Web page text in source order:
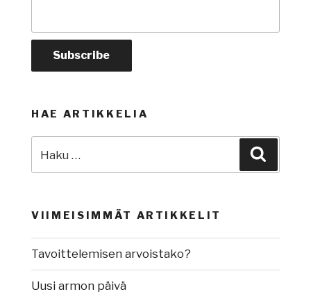
HAE ARTIKKELIA
VIIMEISIMMÄT ARTIKKELIT
Tavoittelemisen arvoistako?
Uusi armon päivä